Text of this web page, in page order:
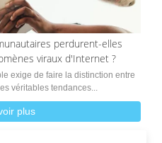
perdurent-elles
viraux d'Internet ?
exige de faire la distinction entre
véritables tendances...
plus